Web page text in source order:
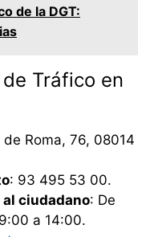
de la DGT:
Tráfico en
de Roma, 76, 08014
: 93 495 53 00.
ciudadano: De
a 14:00.